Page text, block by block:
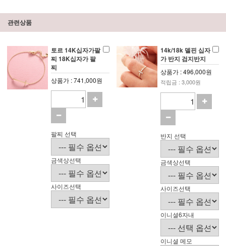
관련상품
토르 14K십자가팔
찌 18K십자가 팔
찌
상품가 : 741,000원
팔찌 선택
금색상선택
사이즈선택
14k/18k 델핀 십자
가 반지 검지반지
상품가 : 496,000원
적립금 : 3,000원
반지 선택
금색상선택
사이즈선택
이니셜6자내
이니셜 메모